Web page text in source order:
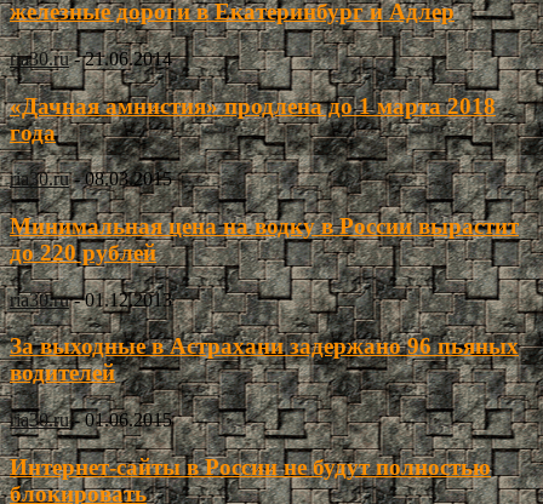
железные дороги в Екатеринбург и Адлер
ria30.ru - 21.06.2014
«Дачная амнистия» продлена до 1 марта 2018
года
ria30.ru - 08.03.2015
Минимальная цена на водку в России вырастит
до 220 рублей
ria30.ru - 01.12.2013
За выходные в Астрахани задержано 96 пьяных
водителей
ria30.ru - 01.06.2015
Интернет-сайты в России не будут полностью
блокировать